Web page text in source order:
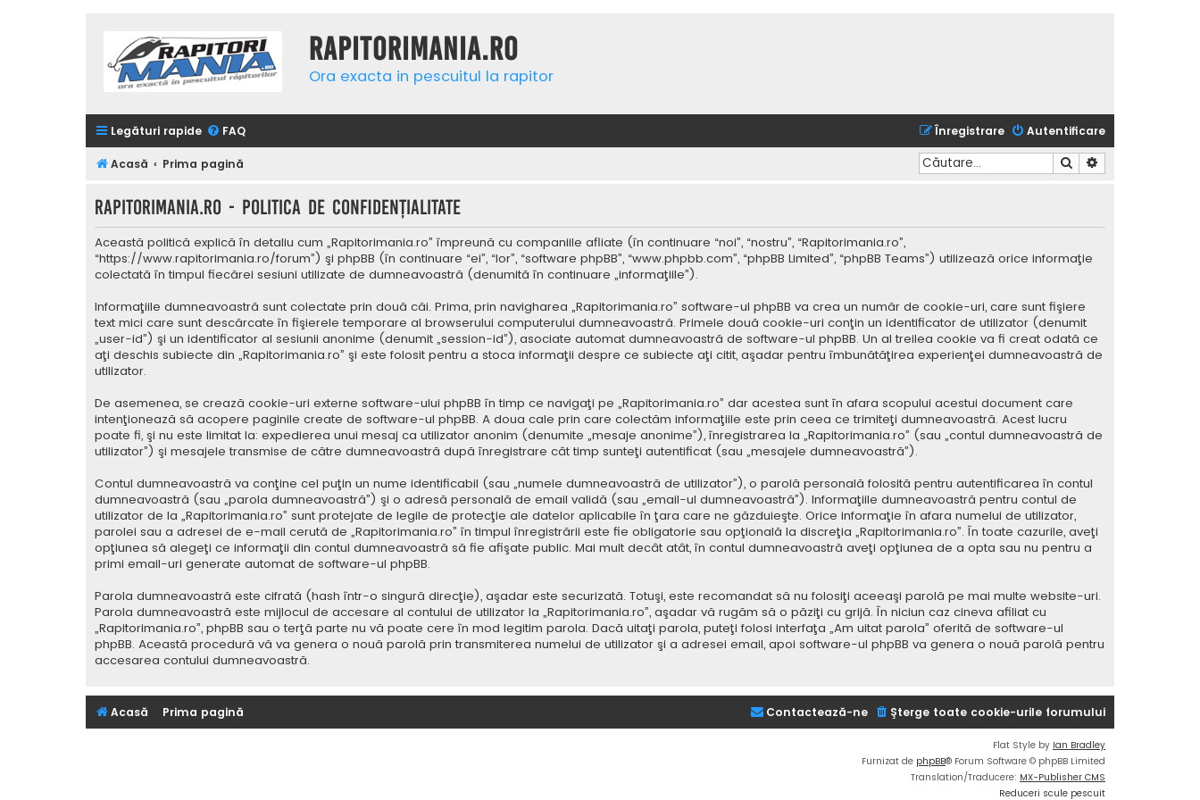
Rapitorimania.ro
Ora exacta in pescuitul la rapitor
Legături rapide FAQ Autentificare
Înregistrare
Acasă Prima pagină Căutare
Rapitorimania.ro - Politica de confidenţialitate
Această politică explică în detaliu cum „Rapitorimania.ro” împreună cu companiile afliate (în continuare “noi”, “nostru”, “Rapitorimania.ro”,
“https://www.rapitorimania.ro/forum”) şi phpBB (în continuare “ei”, “lor”, “software phpBB”, “www.phpbb.com”, “phpBB Limited”, “phpBB Teams”) utilizează orice informaţie
colectată în timpul fiecărei sesiuni utilizate de dumneavoastră (denumită în continuare „informaţiile”).
Informaţiile dumneavoastră sunt colectate prin două căi. Prima, prin navigharea „Rapitorimania.ro” software-ul phpBB va crea un număr de cookie-uri, care sunt fişiere
text mici care sunt descărcate în fişierele temporare al browserului computerului dumneavoastră. Primele două cookie-uri conţin un identificator de utilizator (denumit
„user-id”) şi un identificator al sesiunii anonime (denumit „session-id”), asociate automat dumneavoastră de software-ul phpBB. Un al treilea cookie va fi creat odată ce
aţi deschis subiecte din „Rapitorimania.ro” şi este folosit pentru a stoca informaţii despre ce subiecte aţi citit, aşadar pentru îmbunătăţirea experienţei dumneavoastră de
utilizator.
De asemenea, se crează cookie-uri externe software-ului phpBB în timp ce navigaţi pe „Rapitorimania.ro” dar acestea sunt în afara scopului acestui document care
intenţionează să acopere paginile create de software-ul phpBB. A doua cale prin care colectăm informaţiile este prin ceea ce trimiteţi dumneavoastră. Acest lucru
poate fi, şi nu este limitat la: expedierea unui mesaj ca utilizator anonim (denumite „mesaje anonime”), înregistrarea la „Rapitorimania.ro” (sau „contul dumneavoastră de
utilizator”) şi mesajele transmise de către dumneavoastră după înregistrare cât timp sunteţi autentificat (sau „mesajele dumneavoastră”).
Contul dumneavoastră va conţine cel puţin un nume identificabil (sau „numele dumneavoastră de utilizator”), o parolă personală folosită pentru autentificarea în contul
dumneavoastră (sau „parola dumneavoastră”) şi o adresă personală de email validă (sau „email-ul dumneavoastră”). Informaţiile dumneavoastră pentru contul de
utilizator de la „Rapitorimania.ro” sunt protejate de legile de protecţie ale datelor aplicabile în ţara care ne găzduieşte. Orice informaţie în afara numelui de utilizator,
parolei sau a adresei de e-mail cerută de „Rapitorimania.ro” în timpul înregistrării este fie obligatorie sau opţională la discreţia „Rapitorimania.ro”. În toate cazurile, aveţi
opţiunea să alegeţi ce informaţii din contul dumneavoastră să fie afişate public. Mai mult decât atât, în contul dumneavoastră aveţi opţiunea de a opta sau nu pentru a
primi email-uri generate automat de software-ul phpBB.
Parola dumneavoastră este cifrată (hash într-o singură direcţie), aşadar este securizată. Totuşi, este recomandat să nu folosiţi aceeaşi parolă pe mai multe website-uri.
Parola dumneavoastră este mijlocul de accesare al contului de utilizator la „Rapitorimania.ro”, aşadar vă rugăm să o păziţi cu grijă. În niciun caz cineva afiliat cu
„Rapitorimania.ro”, phpBB sau o terţă parte nu vă poate cere în mod legitim parola. Dacă uitaţi parola, puteţi folosi interfaţa „Am uitat parola” oferită de software-ul
phpBB. Această procedură vă va genera o nouă parolă prin transmiterea numelui de utilizator şi a adresei email, apoi software-ul phpBB va genera o nouă parolă pentru
accesarea contului dumneavoastră.
Acasă Prima pagină Şterge toate cookie-urile forumului
Contactează-ne
Flat Style by Ian Bradley
Furnizat de phpBB® Forum Software © phpBB Limited
Translation/Traducere: MX-Publisher CMS
Reduceri scule pescuit